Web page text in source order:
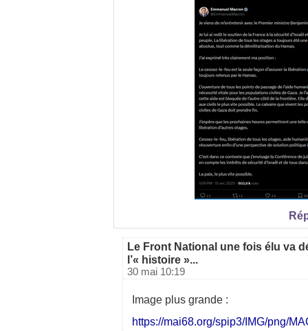
Le Front National une fois élu va
l’« histoire »...
30 mai 10:19
Image plus grande :
https://mai68.org/spip3/IMG/png/